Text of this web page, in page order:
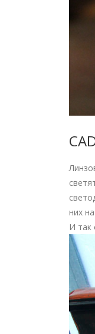
них
И так